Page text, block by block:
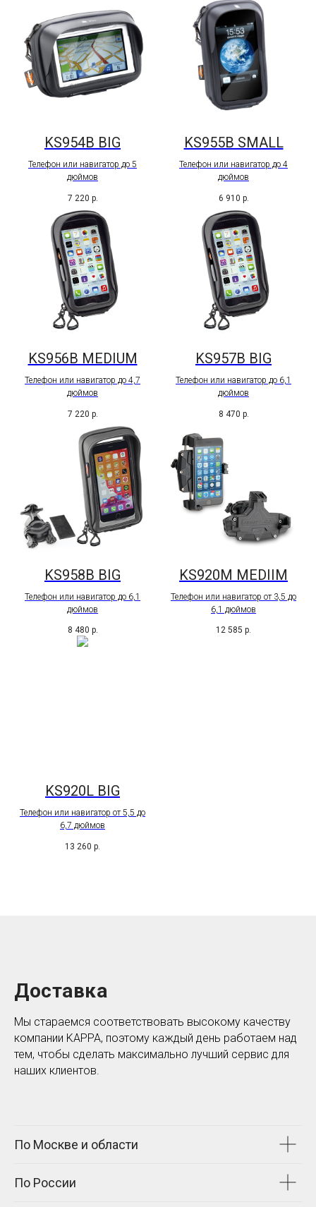
KS954B BIG
Телефон или навигатор до 5
дюймов
7 220 р.
KS955B SMALL
Телефон или навигатор до 4
дюймов
6 910 р.
KS956B MEDIUM
Телефон или навигатор до 4,7
дюймов
7 220 р.
KS957B BIG
Телефон или навигатор до 6,1
дюймов
8 470 р.
KS958B BIG
Телефон или навигатор до 6,1
дюймов
8 480 р.
KS920M MEDIIM
Телефон или навигатор от 3,5 до
6,1 дюймов
12 585 р.
KS920L BIG
Телефон или навигатор от 5,5 до
6,7 дюймов
13 260 р.
Доставка
Мы стараемся соответствовать высокому качеству
компании KAPPA, поэтому каждый день работаем над
тем, чтобы сделать максимально лучший сервис для
наших клиентов.
По Москве и области
По России